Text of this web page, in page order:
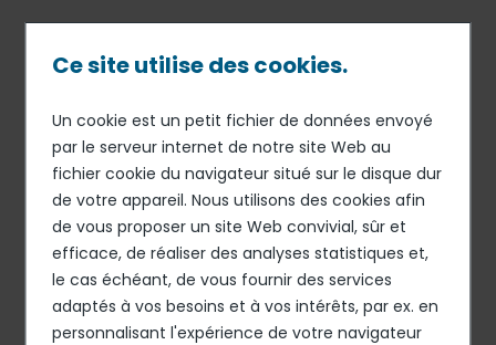
principal
Fil
d'Ariane
13 JUIN 18
INFORMATION MENSUELLE RELATIVE AU NOMBRE
TOTAL DE DROITS DE VOTE ET D’ACTIONS
Information mensuelle
relative au nombre total de
droits de vote et d’actions
composant le capital au 31
mai 2018
Ce site utilise des cookies.
Un cookie est un petit fichier de données envoyé
par le serveur internet de notre site Web au
fichier cookie du navigateur situé sur le disque dur
de votre appareil. Nous utilisons des cookies afin
de vous proposer un site Web convivial, sûr et
efficace, de réaliser des analyses statistiques et,
le cas échéant, de vous fournir des services
adaptés à vos besoins et à vos intérêts, par ex. en
personnalisant l'expérience de votre navigateur